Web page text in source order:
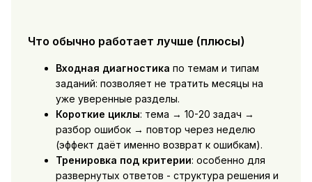
Что обычно работает лучше (плюсы)
Входная диагностика по темам и типам
заданий: позволяет не тратить месяцы на
уже уверенные разделы.
Короткие циклы: тема → 10-20 задач →
разбор ошибок → повтор через неделю
(эффект даёт именно возврат к ошибкам).
Тренировка под критерии: особенно для
развернутых ответов - структура решения и